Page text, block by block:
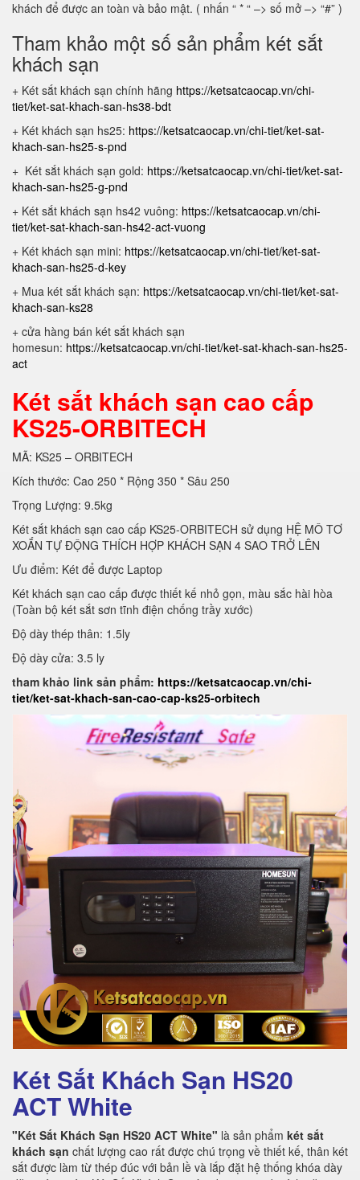
khách để được an toàn và bảo mật. ( nhấn “ * “ –> số mở –> “#” )
Tham khảo một số sản phẩm két sắt
khách sạn
+ Két sắt khách sạn chính hãng https://ketsatcaocap.vn/chi-
tiet/ket-sat-khach-san-hs38-bdt
+ Két khách sạn hs25: https://ketsatcaocap.vn/chi-tiet/ket-sat-
khach-san-hs25-s-pnd
+ Két sắt khách sạn gold: https://ketsatcaocap.vn/chi-tiet/ket-sat-
khach-san-hs25-g-pnd
+ Két sắt khách sạn hs42 vuông: https://ketsatcaocap.vn/chi-
tiet/ket-sat-khach-san-hs42-act-vuong
+ Két khách sạn mini: https://ketsatcaocap.vn/chi-tiet/ket-sat-
khach-san-hs25-d-key
+ Mua két sắt khách sạn: https://ketsatcaocap.vn/chi-tiet/ket-sat-
khach-san-ks28
+ cửa hàng bán két sắt khách sạn
homesun: https://ketsatcaocap.vn/chi-tiet/ket-sat-khach-san-hs25-
act
Két sắt khách sạn cao cấp
KS25-ORBITECH
MÃ: KS25 – ORBITECH
Kích thước: Cao 250 * Rộng 350 * Sâu 250
Trọng Lượng: 9.5kg
Két sắt khách sạn cao cấp KS25-ORBITECH sử dụng HỆ MÔ TƠ
XOẮN TỰ ĐỘNG THÍCH HỢP KHÁCH SẠN 4 SAO TRỞ LÊN
Ưu điểm: Két để được Laptop
Két khách sạn cao cấp được thiết kế nhỏ gọn, màu sắc hài hòa
(Toàn bộ két sắt sơn tĩnh điện chống trầy xước)
Độ dày thép thân: 1.5ly
Độ dày cửa: 3.5 ly
tham khảo link sản phẩm: https://ketsatcaocap.vn/chi-
tiet/ket-sat-khach-san-cao-cap-ks25-orbitech
Két Sắt Khách Sạn HS20
ACT White
"Két Sắt Khách Sạn HS20 ACT White" là sản phẩm két sắt
khách sạn chất lượng cao rất được chú trọng về thiết kế, thân két
sắt được làm từ thép đúc với bản lề và lắp đặt hệ thống khóa dày